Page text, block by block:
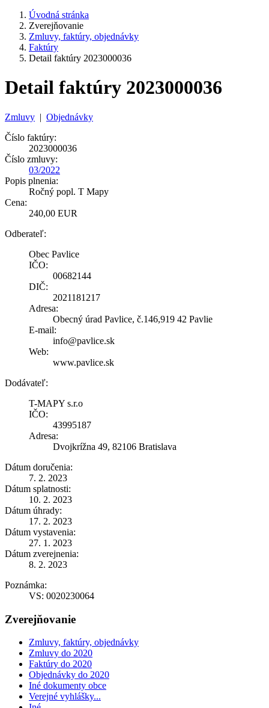
Úvodná stránka
Zverejňovanie
Zmluvy, faktúry, objednávky
Faktúry
Detail faktúry 2023000036
Detail faktúry 2023000036
Zmluvy | Objednávky
Číslo faktúry:
2023000036
Číslo zmluvy:
03/2022
Popis plnenia:
Ročný popl. T Mapy
Cena:
240,00 EUR
Odberateľ:
Obec Pavlice
IČO:
00682144
DIČ:
2021181217
Adresa:
Obecný úrad Pavlice, č.146,919 42 Pavlie
E-mail:
info@pavlice.sk
Web:
www.pavlice.sk
Dodávateľ:
T-MAPY s.r.o
IČO:
43995187
Adresa:
Dvojkrížna 49, 82106 Bratislava
Dátum doručenia:
7. 2. 2023
Dátum splatnosti:
10. 2. 2023
Dátum úhrady:
17. 2. 2023
Dátum vystavenia:
27. 1. 2023
Dátum zverejnenia:
8. 2. 2023
Poznámka:
VS: 0020230064
Zverejňovanie
Zmluvy, faktúry, objednávky
Zmluvy do 2020
Faktúry do 2020
Objednávky do 2020
Iné dokumenty obce
Verejné vyhlášky...